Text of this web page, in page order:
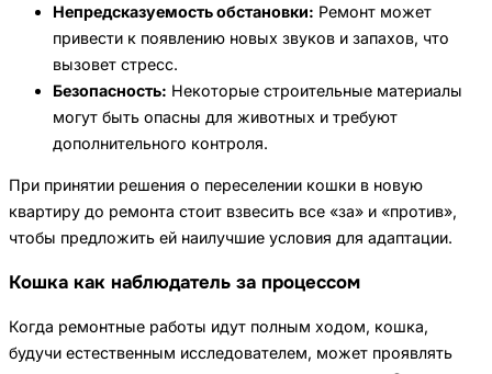
Непредсказуемость обстановки: Ремонт может
привести к появлению новых звуков и запахов, что
вызовет стресс.
Безопасность: Некоторые строительные материалы
могут быть опасны для животных и требуют
дополнительного контроля.
При принятии решения о переселении кошки в новую
квартиру до ремонта стоит взвесить все «за» и «против»,
чтобы предложить ей наилучшие условия для адаптации.
Кошка как наблюдатель за процессом
Когда ремонтные работы идут полным ходом, кошка,
будучи естественным исследователем, может проявлять